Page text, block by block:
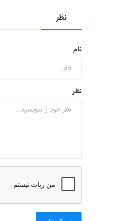
نظر
نام
نظر